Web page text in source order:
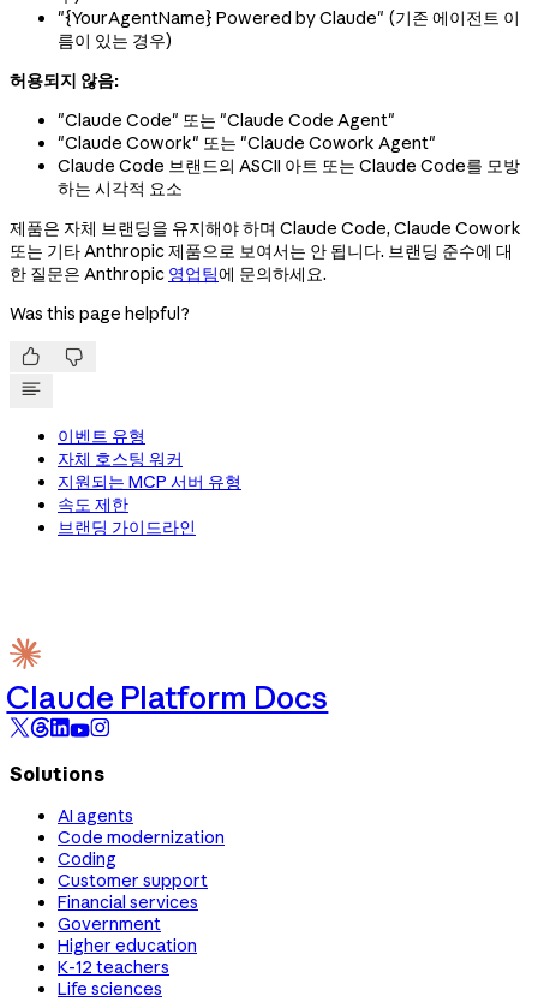
"{YourAgentName} Powered by Claude" (기존 에이전트 이
름이 있는 경우)
허용되지 않음:
"Claude Code" 또는 "Claude Code Agent"
"Claude Cowork" 또는 "Claude Cowork Agent"
Claude Code 브랜드의 ASCII 아트 또는 Claude Code를 모방
하는 시각적 요소
제품은 자체 브랜딩을 유지해야 하며 Claude Code, Claude Cowork
또는 기타 Anthropic 제품으로 보여서는 안 됩니다. 브랜딩 준수에 대
한 질문은 Anthropic 영업팀에 문의하세요.
Was this page helpful?
 
이벤트 유형
자체 호스팅 워커
지원되는 MCP 서버 유형
속도 제한
브랜딩 가이드라인
Claude Platform Docs
Solutions
AI agents
Code modernization
Coding
Customer support
Financial services
Government
Higher education
K-12 teachers
Life sciences